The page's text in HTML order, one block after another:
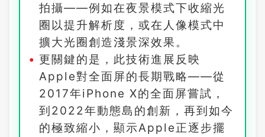
拍攝——例如在夜景模式下收縮光
圈以提升解析度，或在人像模式中
擴大光圈創造淺景深效果。
更關鍵的是，此技術進展反映
Apple對全面屏的長期戰略——從
2017年iPhone X的全面屏嘗試，
到2022年動態島的創新，再到如今
的極致縮小，顯示Apple正逐步擺